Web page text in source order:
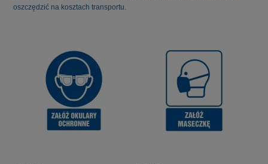
oszczędzić na kosztach transportu.